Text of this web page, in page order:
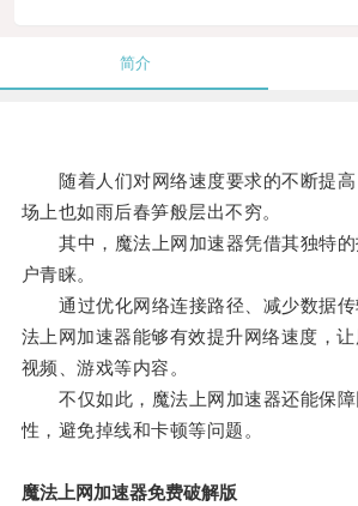
简介
随着人们对网络速度要求的不断提高
场上也如雨后春笋般层出不穷。
其中，魔法上网加速器凭借其独特的
户青睐。
通过优化网络连接路径、减少数据传
法上网加速器能够有效提升网络速度，
视频、游戏等内容。
不仅如此，魔法上网加速器还能保障
性，避免掉线和卡顿等问题。
魔法上网加速器免费破解版